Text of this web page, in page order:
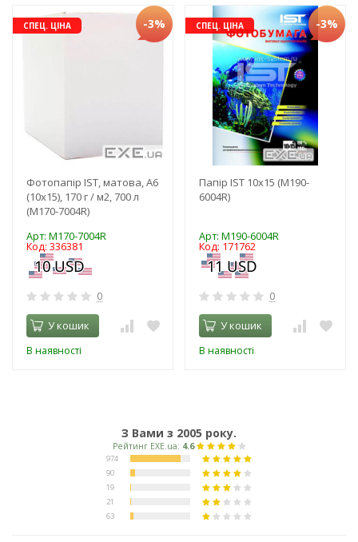
СПЕЦ. ЦІНА -3%
Фотопапір IST, матова, A6
(10x15), 170 г / м2, 700 л
(M170-7004R)
Арт: M170-7004R
Код: 336381
0
У кошик
В наявності
СПЕЦ. ЦІНА -3%
Папір IST 10x15 (M190-
6004R)
Арт: M190-6004R
Код: 171762
0
У кошик
В наявності
З Вами з 2005 року.